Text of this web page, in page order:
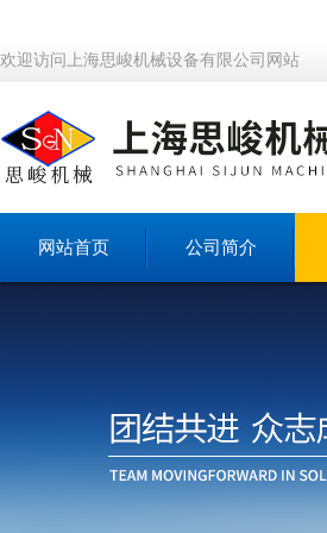
欢迎访问上海思峻机械设备有限公司网站
网站首页 公司简介